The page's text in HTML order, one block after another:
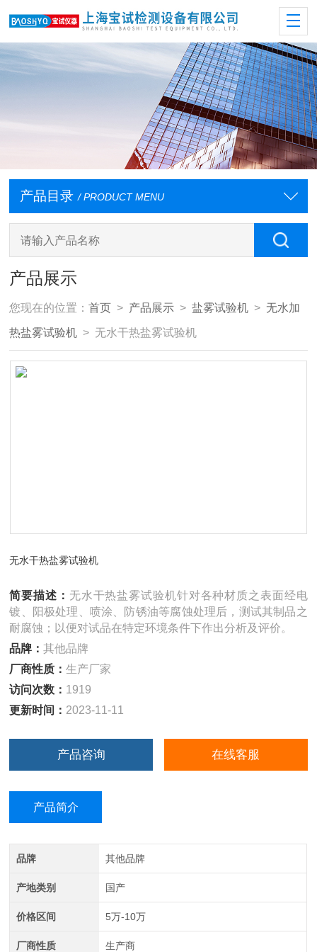
产品目录 / PRODUCT MENU
产品展示
您现在的位置：首页 > 产品展示 >盐雾试验机 > 无水加
热盐雾试验机 > 无水干热盐雾试验机
无水干热盐雾试验机
简要描述： 无水干热盐雾试验机针对各种材质之表面经电
镀、阳极处理、喷涂、防锈油等腐蚀处理后，测试其制品之
耐腐蚀；以便对试品在特定环境条件下作出分析及评价。
品牌：其他品牌
厂商性质：生产厂家
访问次数： 1919
更新时间： 2023-11-11
产品咨询 在线客服
产品简介
品牌 其他品牌
产地类别 国产
价格区间 5万-10万
厂商性质 生产商